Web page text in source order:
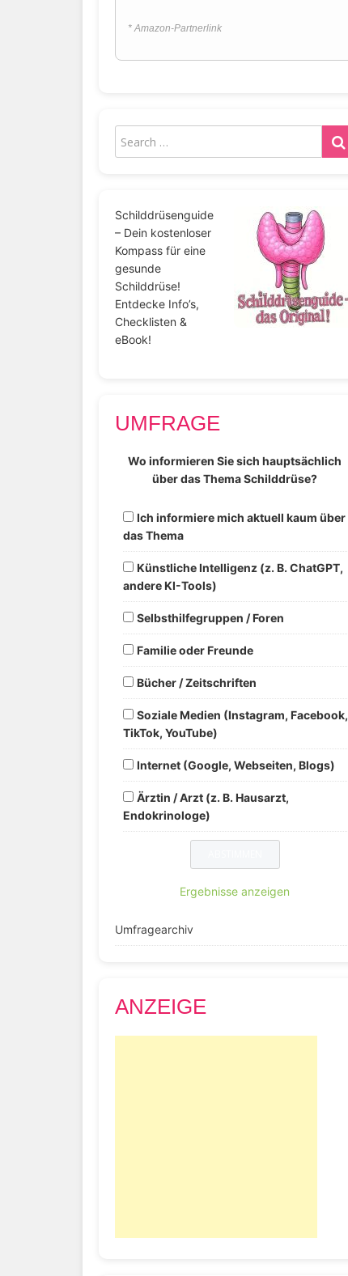
* Amazon-Partnerlink
Schilddrüsenguide
– Dein kostenloser
Kompass für eine
gesunde
Schilddrüse!
Entdecke Info’s,
Checklisten &
eBook!
UMFRAGE
Wo informieren Sie sich hauptsächlich
über das Thema Schilddrüse?
Ich informiere mich aktuell kaum über
das Thema
Künstliche Intelligenz (z. B. ChatGPT,
andere KI-Tools)
Selbsthilfegruppen / Foren
Familie oder Freunde
Bücher / Zeitschriften
Soziale Medien (Instagram, Facebook,
TikTok, YouTube)
Internet (Google, Webseiten, Blogs)
Ärztin / Arzt (z. B. Hausarzt,
Endokrinologe)
Ergebnisse anzeigen
Umfragearchiv
ANZEIGE